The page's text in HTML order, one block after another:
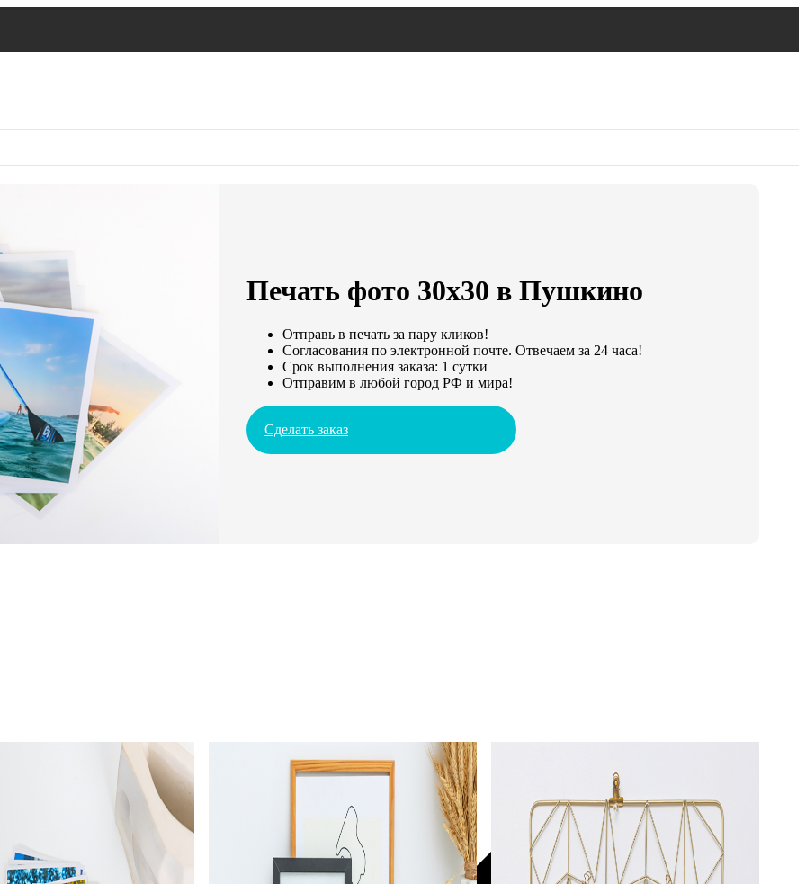
Печать фото 30х30 в Пушкино
Отправь в печать за пару кликов!
Согласования по электронной почте. Отвечаем за 24 часа!
Срок выполнения заказа: 1 сутки
Отправим в любой город РФ и мира!
Сделать заказ